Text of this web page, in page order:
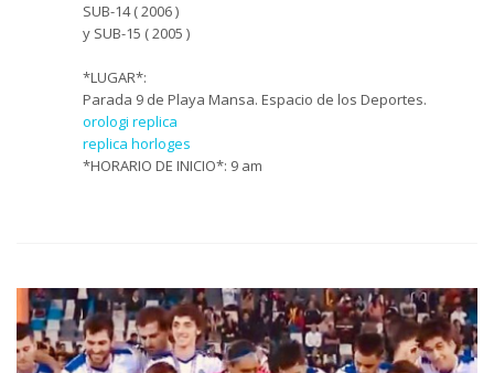
SUB-14 ( 2006 )
y SUB-15 ( 2005 )
*LUGAR*:
Parada 9 de Playa Mansa. Espacio de los Deportes.
orologi replica
replica horloges
*HORARIO DE INICIO*: 9 am